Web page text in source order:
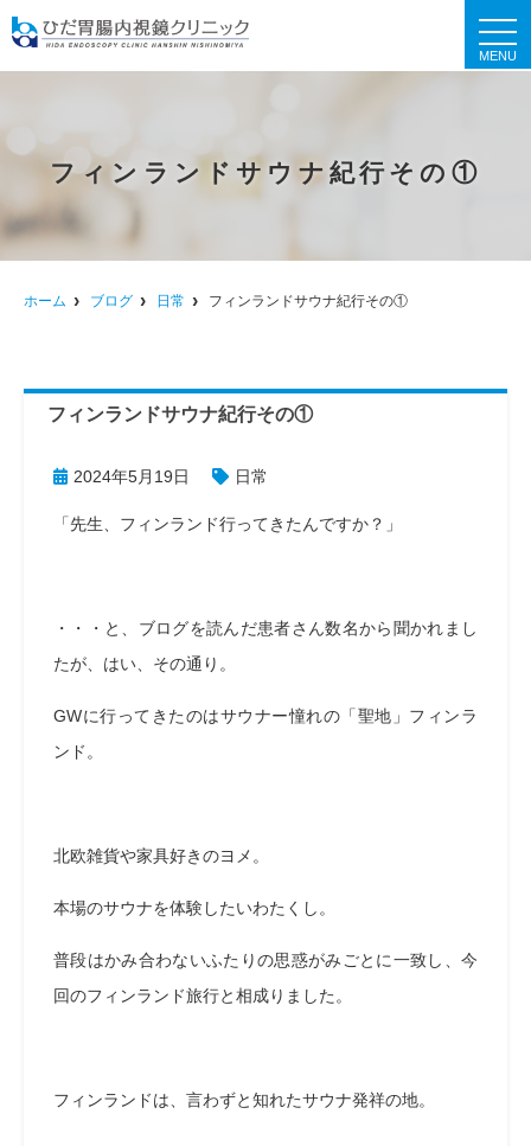
t
o
g
i
フィンランドサウナ紀行その①
ホーム ブログ 日常 フィンランドサウナ紀行その①
フィンランドサウナ紀行その①
2024年5月19日 日常
「先生、フィンランド行ってきたんですか？」
・・・と、ブログを読んだ患者さん数名から聞かれまし
たが、はい、その通り。
GWに行ってきたのはサウナー憧れの「聖地」フィンラ
ンド。
北欧雑貨や家具好きのヨメ。
本場のサウナを体験したいわたくし。
普段はかみ合わないふたりの思惑がみごとに一致し、今
回のフィンランド旅行と相成りました。
フィンランドは、言わずと知れたサウナ発祥の地。